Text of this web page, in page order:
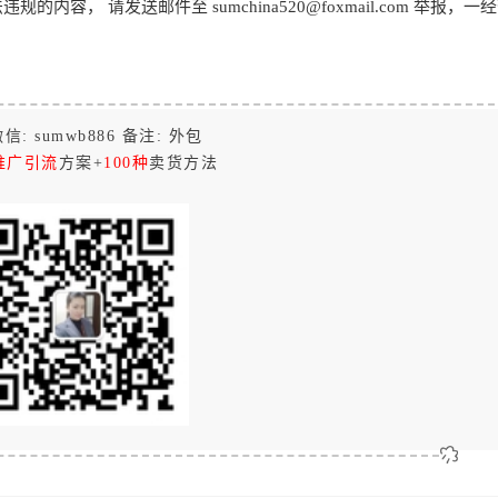
规的内容， 请发送邮件至 sumchina520@foxmail.com 举报，一
信: sumwb886 备注: 外包
广引流 方案+100种卖货方法